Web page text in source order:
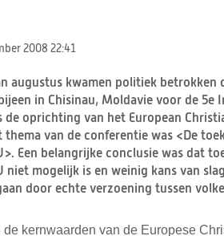
2008 22:41
augustus kwamen politiek betrokken
in Chisinau, Moldavie voor de 5e
de oprichting van het European
thema van de conferentie was <De
Een belangrijke conclusie was dat
niet mogelijk is en weinig kans van
door echte verzoening tussen
de kernwaarden van de Europese